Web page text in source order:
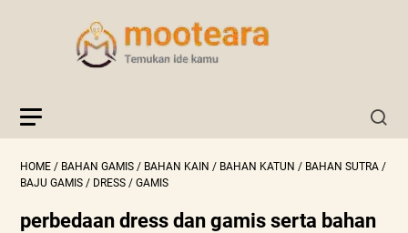
HOME / BAHAN GAMIS / BAHAN KAIN / BAHAN KATUN / BAHAN SUTRA /
BAJU GAMIS / DRESS / GAMIS
perbedaan dress dan gamis serta bahan